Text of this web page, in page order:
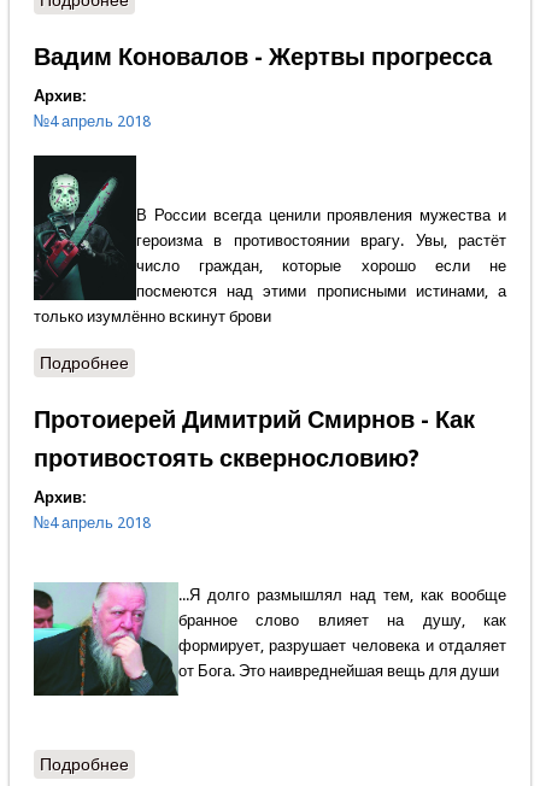
Вадим Коновалов - Жертвы прогресса
Архив:
№4 апрель 2018
В России всегда ценили проявления мужества и
героизма в противостоянии врагу. Увы, растёт
число граждан, которые хорошо если не
посмеются над этими прописными истинами, а
только изумлённо вскинут брови
Подробнеео Вадим Коновалов - Жертвы прогресса
Протоиерей Димитрий Смирнов - Как
противостоять сквернословию?
Архив:
№4 апрель 2018
...Я долго размышлял над тем, как вообще
бранное слово влияет на душу, как
формирует, разрушает человека и отдаляет
от Бога. Это наивреднейшая вещь для души
Подробнеео Протоиерей Димитрий Смирнов - Как